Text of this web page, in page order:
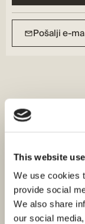
This website
We use cookies
provide social
We also share
our social
Pošalji e-